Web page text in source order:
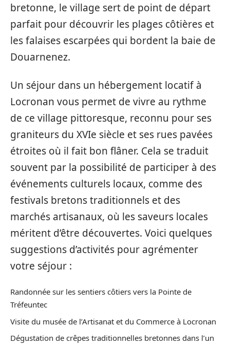
bretonne, le village sert de point de départ
parfait pour découvrir les plages côtières et
les falaises escarpées qui bordent la baie de
Douarnenez.
Un séjour dans un hébergement locatif à
Locronan vous permet de vivre au rythme
de ce village pittoresque, reconnu pour ses
graniteurs du XVIe siècle et ses rues pavées
étroites où il fait bon flâner. Cela se traduit
souvent par la possibilité de participer à des
événements culturels locaux, comme des
festivals bretons traditionnels et des
marchés artisanaux, où les saveurs locales
méritent d’être découvertes. Voici quelques
suggestions d’activités pour agrémenter
votre séjour :
Randonnée sur les sentiers côtiers vers la Pointe de
Tréfeuntec
Visite du musée de l’Artisanat et du Commerce à Locronan
Dégustation de crêpes traditionnelles bretonnes dans l’un